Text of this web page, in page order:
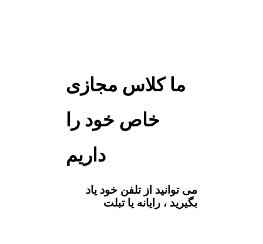
ما کلاس مجازی
خاص خود را
داریم
می توانید از تلفن خود یاد
بگیرید ، رایانه یا تبلت